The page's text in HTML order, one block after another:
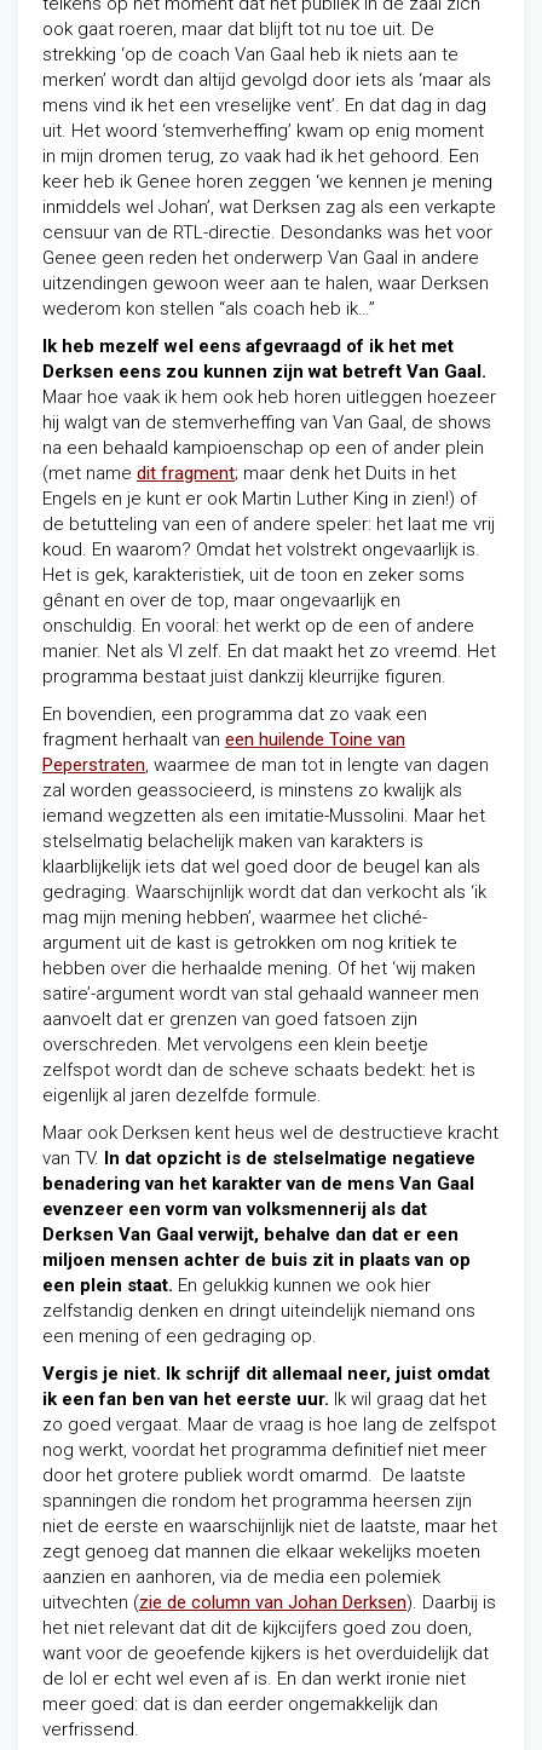
ook gaat roeren, maar dat blijft tot nu toe uit. De
strekking ‘op de coach Van Gaal heb ik niets aan te
merken’ wordt dan altijd gevolgd door iets als ‘maar als
mens vind ik het een vreselijke vent’. En dat dag in dag
uit. Het woord ‘stemverheffing’ kwam op enig moment
in mijn dromen terug, zo vaak had ik het gehoord. Een
keer heb ik Genee horen zeggen ‘we kennen je mening
inmiddels wel Johan’, wat Derksen zag als een verkapte
censuur van de RTL-directie. Desondanks was het voor
Genee geen reden het onderwerp Van Gaal in andere
uitzendingen gewoon weer aan te halen, waar Derksen
wederom kon stellen “als coach heb ik…”
Ik heb mezelf wel eens afgevraagd of ik het met
Derksen eens zou kunnen zijn wat betreft Van Gaal.
Maar hoe vaak ik hem ook heb horen uitleggen hoezeer
hij walgt van de stemverheffing van Van Gaal, de shows
na een behaald kampioenschap op een of ander plein
(met name dit fragment; maar denk het Duits in het
Engels en je kunt er ook Martin Luther King in zien!) of
de betutteling van een of andere speler: het laat me vrij
koud. En waarom? Omdat het volstrekt ongevaarlijk is.
Het is gek, karakteristiek, uit de toon en zeker soms
gênant en over de top, maar ongevaarlijk en
onschuldig. En vooral: het werkt op de een of andere
manier. Net als VI zelf. En dat maakt het zo vreemd. Het
programma bestaat juist dankzij kleurrijke figuren.
En bovendien, een programma dat zo vaak een
fragment herhaalt van een huilende Toine van
Peperstraten, waarmee de man tot in lengte van dagen
zal worden geassocieerd, is minstens zo kwalijk als
iemand wegzetten als een imitatie-Mussolini. Maar het
stelselmatig belachelijk maken van karakters is
klaarblijkelijk iets dat wel goed door de beugel kan als
gedraging. Waarschijnlijk wordt dat dan verkocht als ‘ik
mag mijn mening hebben’, waarmee het cliché-
argument uit de kast is getrokken om nog kritiek te
hebben over die herhaalde mening. Of het ‘wij maken
satire’-argument wordt van stal gehaald wanneer men
aanvoelt dat er grenzen van goed fatsoen zijn
overschreden. Met vervolgens een klein beetje
zelfspot wordt dan de scheve schaats bedekt: het is
eigenlijk al jaren dezelfde formule.
Maar ook Derksen kent heus wel de destructieve kracht
van TV. In dat opzicht is de stelselmatige negatieve
benadering van het karakter van de mens Van Gaal
evenzeer een vorm van volksmennerij als dat
Derksen Van Gaal verwijt, behalve dan dat er een
miljoen mensen achter de buis zit in plaats van op
een plein staat. En gelukkig kunnen we ook hier
zelfstandig denken en dringt uiteindelijk niemand ons
een mening of een gedraging op.
Vergis je niet. Ik schrijf dit allemaal neer, juist omdat
ik een fan ben van het eerste uur. Ik wil graag dat het
zo goed vergaat. Maar de vraag is hoe lang de zelfspot
nog werkt, voordat het programma definitief niet meer
door het grotere publiek wordt omarmd. De laatste
spanningen die rondom het programma heersen zijn
niet de eerste en waarschijnlijk niet de laatste, maar het
zegt genoeg dat mannen die elkaar wekelijks moeten
aanzien en aanhoren, via de media een polemiek
uitvechten (zie de column van Johan Derksen). Daarbij is
het niet relevant dat dit de kijkcijfers goed zou doen,
want voor de geoefende kijkers is het overduidelijk dat
de lol er echt wel even af is. En dan werkt ironie niet
meer goed: dat is dan eerder ongemakkelijk dan
verfrissend.